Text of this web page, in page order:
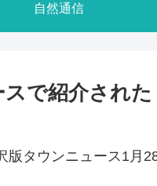
自然通信
で紹介された
タウンニュース1月